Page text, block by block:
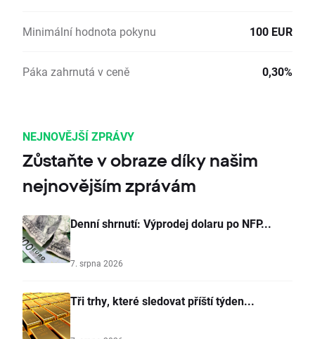
Minimální hodnota pokynu 100 EUR
Páka zahrnutá v ceně 0,30%
NEJNOVĚJŠÍ ZPRÁVY
Zůstaňte v obraze díky našim
nejnovějším zprávám
Denní shrnutí: Výprodej dolaru po NFP...
7. srpna 2026
Tři trhy, které sledovat příští týden...